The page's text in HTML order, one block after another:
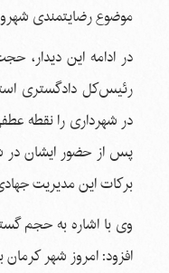
موضوع رضایتمندی
در ادامه این دیدار،
رئیس‌کل دادگستری
در شهرداری را نقطه
پس از حضور ایشان در
برکات این مدیریت
وی با اشاره به حجم
افزود: امروز شهر